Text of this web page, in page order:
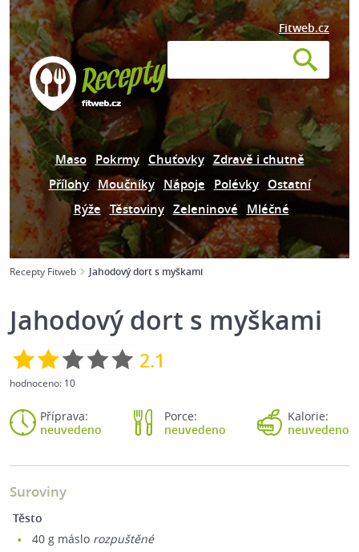
Fitweb.cz
Maso Pokrmy Chuťovky Zdravě i chutně
Přílohy Moučníky Nápoje Polévky Ostatní
Rýže Těstoviny Zeleninové Mléčné
Recepty Fitweb Jahodový dort s myškami
Jahodový dort s myškami
2.1
hodnoceno: 10
Příprava:
neuvedeno
Porce:
neuvedeno
Kalorie:
neuvedeno
Suroviny
Těsto
40 g máslo rozpuštěné